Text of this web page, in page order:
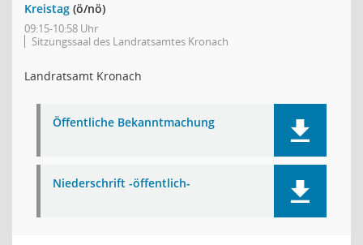
Kreistag (ö/nö)
09:15-10:58 Uhr
Sitzungssaal des Landratsamtes Kronach
Landratsamt Kronach
Öffentliche Bekanntmachung
Niederschrift -öffentlich-